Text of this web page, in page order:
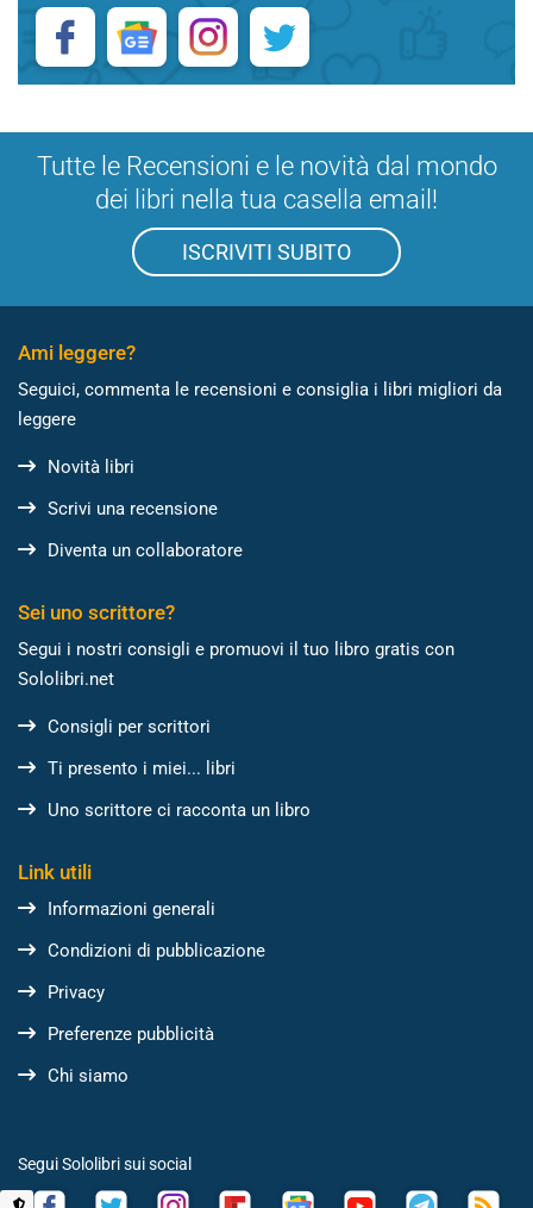
Tutte le Recensioni e le novità dal mondo
dei libri nella tua casella email!
ISCRIVITI SUBITO
Ami leggere?
Seguici, commenta le recensioni e consiglia i libri migliori da
leggere
Novità libri
Scrivi una recensione
Diventa un collaboratore
Sei uno scrittore?
Segui i nostri consigli e promuovi il tuo libro gratis con
Sololibri.net
Consigli per scrittori
Ti presento i miei... libri
Uno scrittore ci racconta un libro
Link utili
Informazioni generali
Condizioni di pubblicazione
Privacy
Preferenze pubblicità
Chi siamo
Segui Sololibri sui social